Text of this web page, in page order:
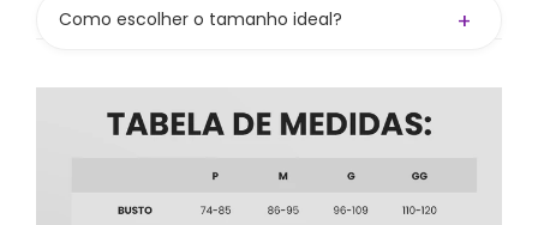
firmeza e elasticidade.
Como escolher o tamanho ideal? +
certinho.